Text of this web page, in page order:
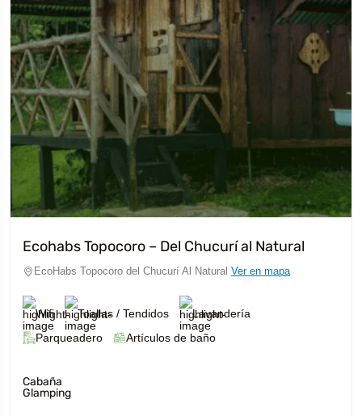
Ecohabs Topocoro – Del Chucurí al Natural
EcoHabs Topocoro del Chucurí Al Natural Ver en mapa
Wifi Toallas / Tendidos
Lavandería
Parqueadero
Artículos de baño
Cabaña
Glamping